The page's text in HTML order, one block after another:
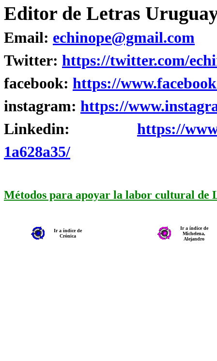
Editor de Letras
Email: echinope@gmail.com
Twitter: https://twitter.com/
facebook: https://
instagram: https://
Linkedin: https://
1a628a35/
Métodos para apoyar la labor cultural de
Ir a índice de
Crónica
Ir a índice de
Michelena,
Alejandro